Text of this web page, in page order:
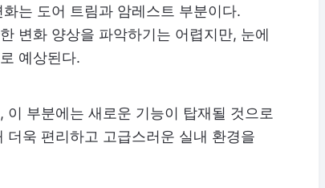
는 도어 트림과 암레스트 부분이다.
변화 양상을 파악하기는 어렵지만, 눈에
예상된다.
부분에는 새로운 기능이 탑재될 것으로
욱 편리하고 고급스러운 실내 환경을